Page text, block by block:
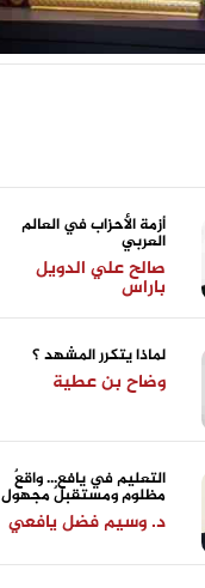
أزمة الأحزاب في العالم
العربي
صالح علي الدويل
باراس
لماذا يتكرر المشهد ؟
وضاح بن عطية
التعليم في يافع... واقعٌ
مظلوم ومستقبلٌ مجهول
د. وسيم فضل يافعي